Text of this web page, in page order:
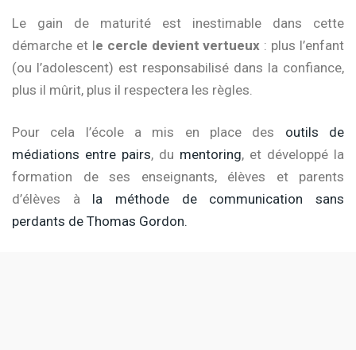
Le gain de maturité est inestimable dans cette
démarche et le cercle devient vertueux : plus l’enfant
(ou l’adolescent) est responsabilisé dans la confiance,
plus il mûrit, plus il respectera les règles.
Pour cela l’école a mis en place des outils de
médiations entre pairs, du mentoring, et développé la
formation de ses enseignants, élèves et parents
d’élèves àla méthode de communication sans
perdants de Thomas Gordon.